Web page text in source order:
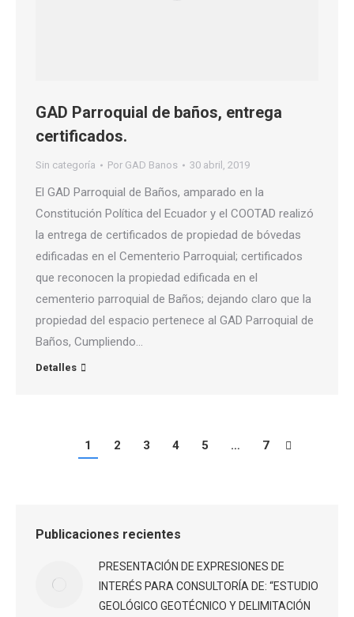
GAD Parroquial de baños, entrega
certificados.
Sin categoría Por GAD Banos 30 abril, 2019
El GAD Parroquial de Baños, amparado en la
Constitución Política del Ecuador y el COOTAD realizó
la entrega de certificados de propiedad de bóvedas
edificadas en el Cementerio Parroquial; certificados
que reconocen la propiedad edificada en el
cementerio parroquial de Baños; dejando claro que la
propiedad del espacio pertenece al GAD Parroquial de
Baños, Cumpliendo…
Detalles
1 2 3 4 5 … 7
Publicaciones recientes
PRESENTACIÓN DE EXPRESIONES DE
INTERÉS PARA CONSULTORÍA DE: “ESTUDIO
GEOLÓGICO GEOTÉCNICO Y DELIMITACIÓN